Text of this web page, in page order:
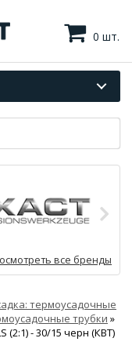
0 шт.
все бренды
термоусадочные
трубки »
(2:1) - 30/15 черн (КВТ)